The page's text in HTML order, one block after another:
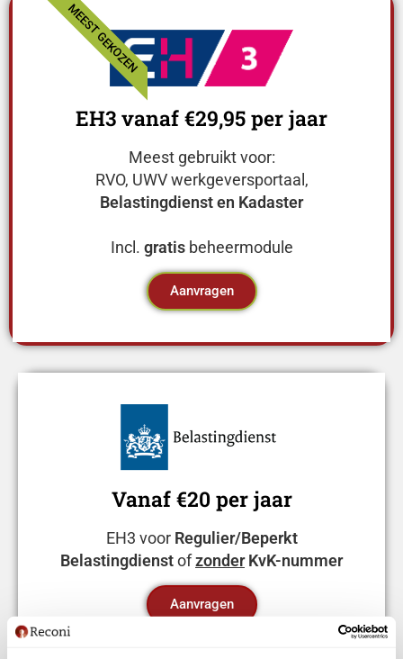
EH3 vanaf €29,95 per jaar
Meest gebruikt voor:
RVO, UWV werkgeversportaal,
Belastingdienst en Kadaster
Incl. gratisbeheermodule
Aanvragen
MEEST GEKOZEN
Vanaf €20 per jaar
EH3 voor Regulier/Beperkt
BelastingdienstofzonderKvK-nummer
Aanvragen